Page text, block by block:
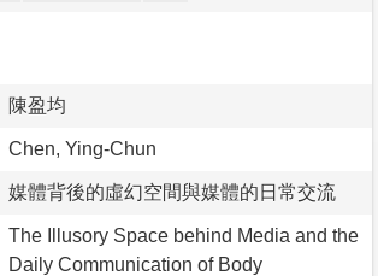
陳盈均
Chen, Ying-Chun
媒體背後的虛幻空間與媒體的日常交流
The Illusory Space behind Media and the
Daily Communication of Body